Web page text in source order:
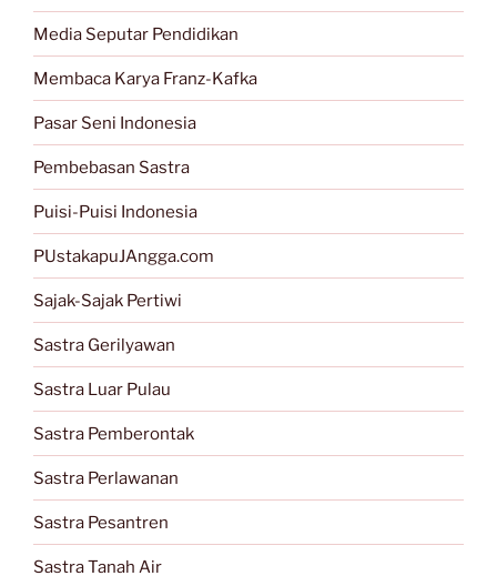
Media Seputar Pendidikan
Membaca Karya Franz-Kafka
Pasar Seni Indonesia
Pembebasan Sastra
Puisi-Puisi Indonesia
PUstakapuJAngga.com
Sajak-Sajak Pertiwi
Sastra Gerilyawan
Sastra Luar Pulau
Sastra Pemberontak
Sastra Perlawanan
Sastra Pesantren
Sastra Tanah Air